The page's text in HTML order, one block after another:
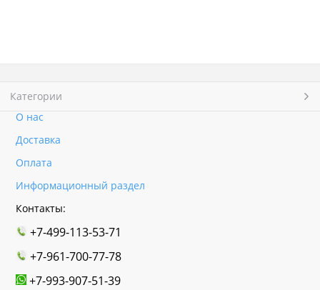
Категории
О нас
Доставка
Оплата
Информационный раздел
Контакты:
+7-499-113-53-71
+7-961-700-77-78
+7-993-907-51-39